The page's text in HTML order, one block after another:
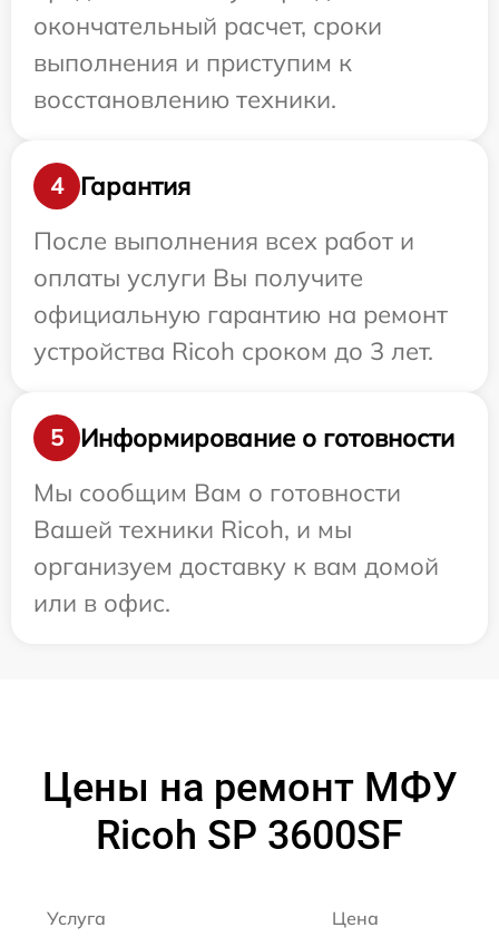
окончательный расчет, сроки
выполнения и приступим к
восстановлению техники.
4
Гарантия
После выполнения всех работ и
оплаты услуги Вы получите
официальную гарантию на ремонт
устройства Ricoh сроком до 3 лет.
5
Информирование о готовности
Мы сообщим Вам о готовности
Вашей техники Ricoh, и мы
организуем доставку к вам домой
или в офис.
Цены на ремонт МФУ
Ricoh SP 3600SF
Услуга Цена